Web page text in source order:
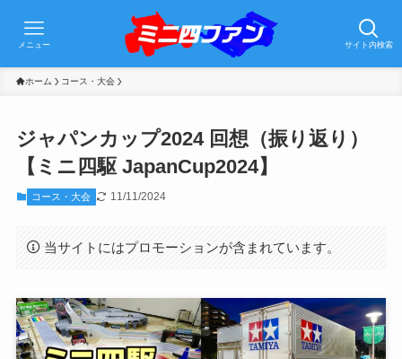
サイト内検索
メニュー
ホーム コース・大会
ジャパンカップ2024 回想（振り返り）
【ミニ四駆 JapanCup2024】
コース・大会 11/11/2024
当サイトにはプロモーションが含まれています。